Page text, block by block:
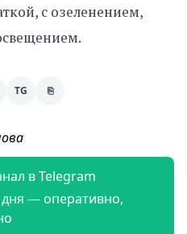
с озеленением,
TG ⎘
в Telegram
— оперативно,